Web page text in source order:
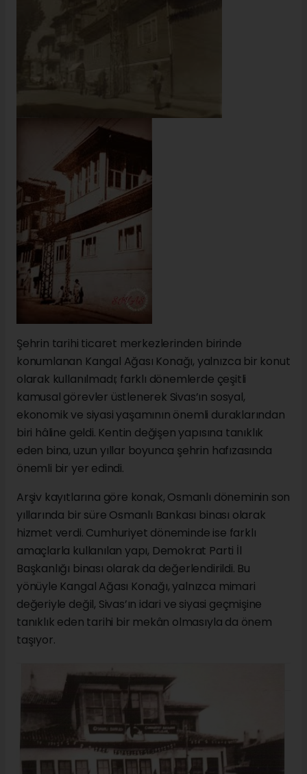
Şehrin tarihi ticaret merkezlerinden birinde
konumlanan Kangal Ağası Konağı, yalnızca bir konut
olarak kullanılmadı; farklı dönemlerde çeşitli
kamusal görevler üstlenerek Sivas’ın sosyal,
ekonomik ve siyasi yaşamının önemli duraklarından
biri hâline geldi. Kentin değişen yapısına tanıklık
eden bina, uzun yıllar boyunca şehrin hafızasında
önemli bir yer edindi.
Arşiv kayıtlarına göre konak, Osmanlı döneminin son
yıllarında bir süre Osmanlı Bankası binası olarak
hizmet verdi. Cumhuriyet döneminde ise farklı
amaçlarla kullanılan yapı, Demokrat Parti İl
Başkanlığı binası olarak da değerlendirildi. Bu
yönüyle Kangal Ağası Konağı, yalnızca mimari
değeriyle değil, Sivas’ın idari ve siyasi geçmişine
tanıklık eden tarihi bir mekân olmasıyla da önem
taşıyor.